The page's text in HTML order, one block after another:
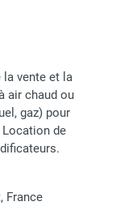
la vente et la
air chaud ou
gaz) pour
de
France